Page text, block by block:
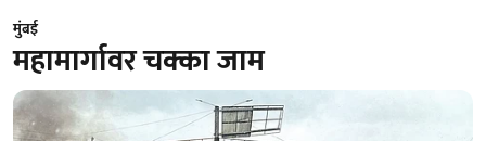
मुंबई
महामार्गावर चक्का जाम